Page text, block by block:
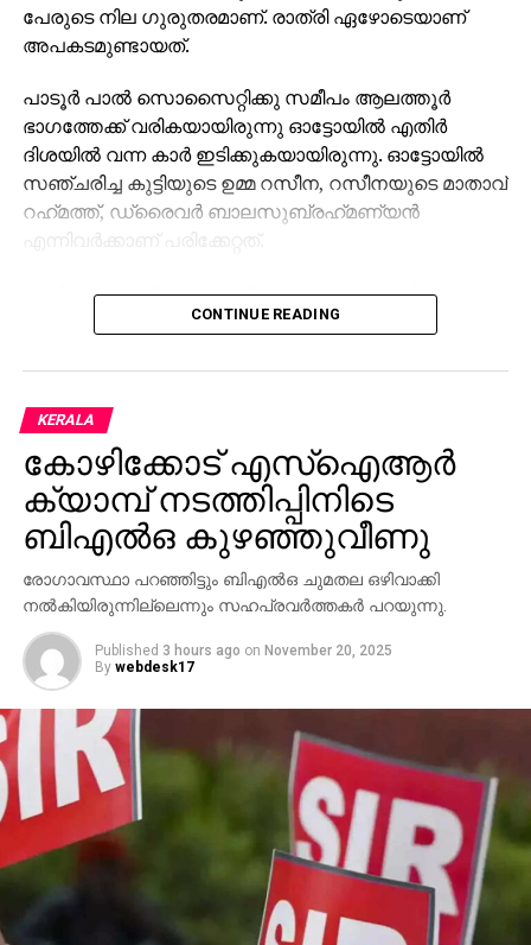
പേരുടെ നില ഗുരുതരമാണ്. രാത്രി ഏഴോടെയാണ്
അപകടമുണ്ടായത്.
പാടൂര്‍ പാല്‍ സൊസൈറ്റിക്കു സമീപം ആലത്തൂര്‍
ഭാഗത്തേക്ക് വരികയായിരുന്നു ഓട്ടോയില്‍ എതിര്‍
ദിശയില്‍ വന്ന കാര്‍ ഇടിക്കുകയായിരുന്നു. ഓട്ടോയില്‍
സഞ്ചരിച്ച കുട്ടിയുടെ ഉമ്മ റസീന, റസീനയുടെ മാതാവ്
റഹ്‌മത്ത്, ഡ്രൈവര്‍ ബാലസുബ്രഹ്‌മണ്യന്‍
എന്നിവര്‍ക്കാണ് പരിക്കേറ്റത്.
റസീനയും റഹ്‌മത്തുമാണ് ഗുരുതരാവസ്ഥയിലുള്ളത്.
ഇവര്‍ ഇരട്ടക്കുളത്തെ സ്വകാര്യ ആശുപത്രിയില്‍
റെജിയെ ആലത്തൂര്‍ പൊലീസ് കസ്റ്റഡിയിലെടുത്തു.
CONTINUE READING
KERALA
കോഴിക്കോട് എസ്‌ഐആര്‍
ക്യാമ്പ് നടത്തിപ്പിനിടെ
ബിഎല്‍ഒ കുഴഞ്ഞുവീണു
രോഗാവസ്ഥാ പറഞ്ഞിട്ടും ബിഎല്‍ഒ ചുമതല ഒഴിവാക്കി
നല്‍കിയിരുന്നില്ലെന്നും സഹപ്രവര്‍ത്തകര്‍ പറയുന്നു.
Published 3 hours ago on November 20, 2025
By webdesk17